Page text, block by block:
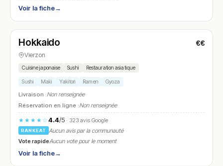
Voir la fiche→
N° 27
Hokkaido €€
Vierzon
Cuisine japonaise Sushi Restauration asiatique
Sushi Maki Yakitori Ramen Gyoza
Livraison :Non renseignée
Réservation en ligne :Non renseignée
★★★★☆4.4/5· 323 avis Google
RANKEAT
Aucun avis par la communauté
Vote rapideAucun vote pour le moment
Voir la fiche→